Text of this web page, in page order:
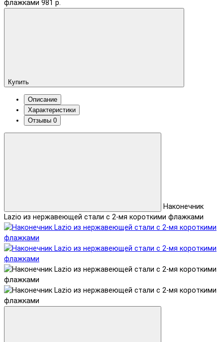
флажками 981 р.
Купить
Описание
Характеристики
Отзывы 0
Наконечник
Lazio из нержавеющей стали с 2-мя короткими флажками